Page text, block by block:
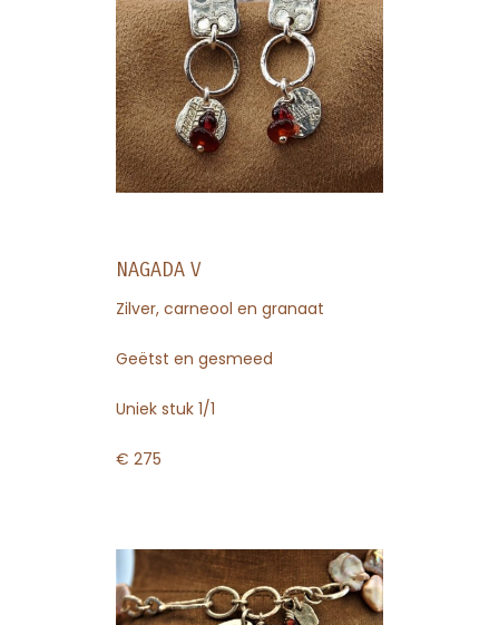
NAGADA V
Zilver, carneool en granaat
Geëtst en gesmeed
Uniek stuk 1/1
€ 275